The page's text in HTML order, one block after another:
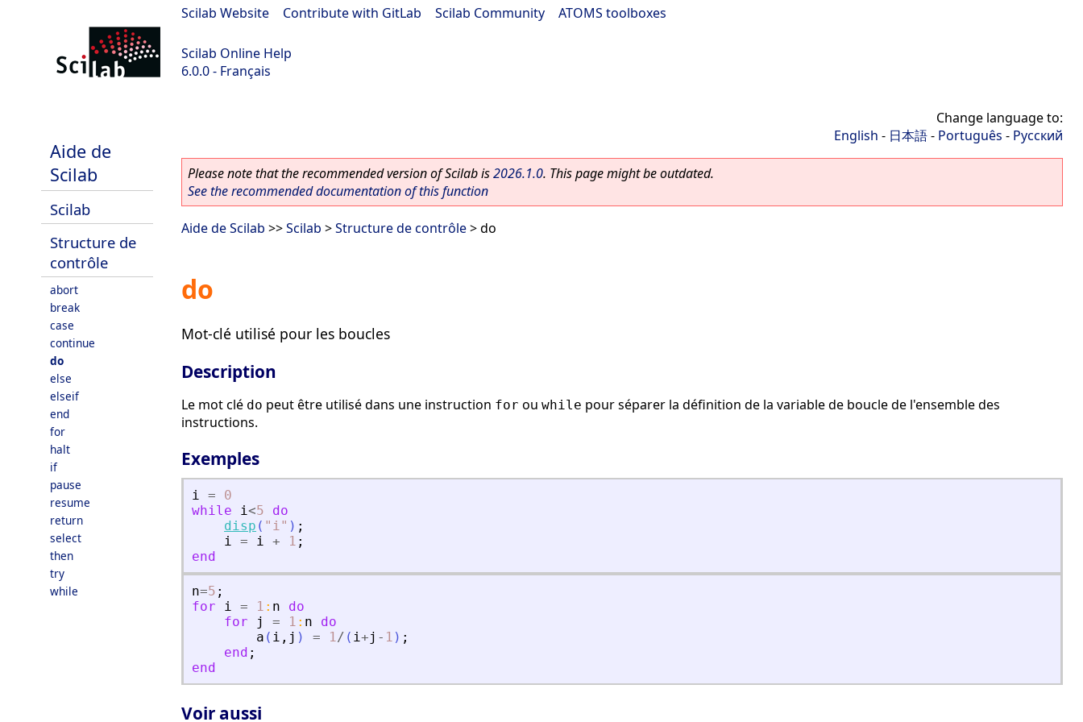
Scilab Website Contribute with GitLab Scilab Community ATOMS toolboxes
Scilab Online Help
6.0.0 - Français
Aide de
Scilab
Scilab
Structure de
contrôle
abort
break
case
continue
do
else
elseif
end
for
halt
if
pause
resume
return
select
then
try
while
Change language to:
English - 日本語- Português - Русский
Please note that the recommended version of Scilab is2026.1.0. This page might be outdated.
See the recommended documentation of this function
Aide de Scilab >>Scilab >Structure de contrôle> do
do
Mot-clé utilisé pour les boucles
Description
Le mot clé do peut être utilisé dans une instruction for ou while pour séparer la définition de la variable de boucle de l'ensemble des
instructions.
Exemples
i =
0
while
i<5
do
disp ( " i" ) ;
i = i + 1 ;
end
n=5 ;
for
i = 1 : n
do
for
j = 1 : n
do
a ( i , j ) = 1/ ( i+j - 1 ) ;
end ;
end
Voir aussi